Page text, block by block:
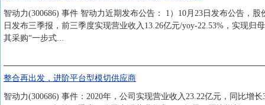
智动力(300686) 事件 智动力近期发布公告： 1）10月23日发布公告，
日发布三季报，前三季度实现营业收入13.26亿元/yoy-22.53%，实现归
其采购“一步式...
整合再出发，进阶平台型模切供应商
智动力(300686) 事件：2020年，公司实现营业收入23.22亿元，同比增